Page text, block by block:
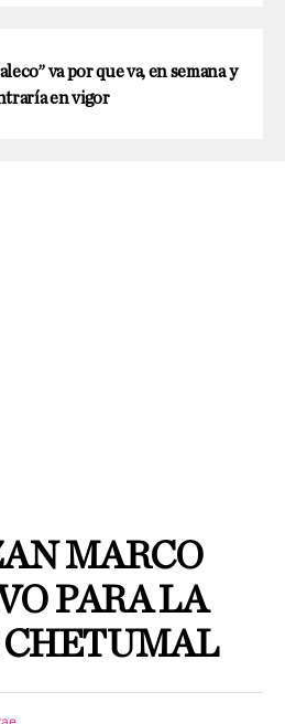
va por que va, en semana y
en vigor
MARCO
PARA LA